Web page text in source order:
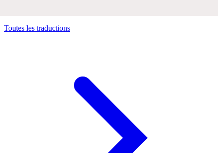
Toutes les traductions